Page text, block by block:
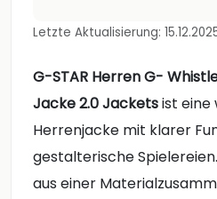
Letzte Aktualisierung:
G-STAR Herren G-
Jacke 2.0 Jacketsist
Herrenjacke mit klarer
gestalterische
aus einer